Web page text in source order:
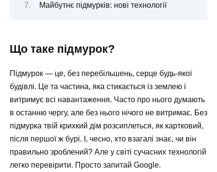
Майбутнє підмурків: нові технології
Що таке підмурок?
Підмурок — це, без перебільшень, серце будь-якої
будівлі. Це та частина, яка стикається із землею і
витримує всі навантаження. Часто про нього думають
в останню чергу, але без нього нічого не витримає. Без
підмурка твій крихкий дім розсиплеться, як картковий,
після першої ж бурі. І, чесно, хто взагалі знає, чи він
правильно зроблений? Але у світі сучасних технологій
легко перевірити. Просто запитай Google.